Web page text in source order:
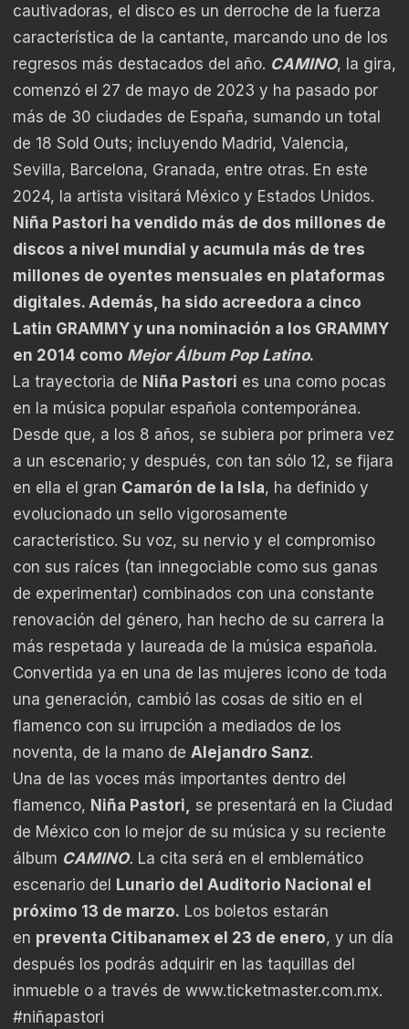
cautivadoras, el disco es un derroche de la fuerza
característica de la cantante, marcando uno de los
regresos más destacados del año. CAMINO, la gira,
comenzó el 27 de mayo de 2023 y ha pasado por
más de 30 ciudades de España, sumando un total
de 18 Sold Outs; incluyendo Madrid, Valencia,
Sevilla, Barcelona, Granada, entre otras. En este
2024, la artista visitará México y Estados Unidos.
Niña Pastori ha vendido más de dos millones de
discos a nivel mundial y acumula más de tres
millones de oyentes mensuales en plataformas
digitales. Además, ha sido acreedora a cinco
Latin GRAMMY y una nominación a los GRAMMY
en 2014 como Mejor Álbum Pop Latino.
La trayectoria de Niña Pastori es una como pocas
en la música popular española contemporánea.
Desde que, a los 8 años, se subiera por primera vez
a un escenario; y después, con tan sólo 12, se fijara
en ella el gran Camarón de la Isla, ha definido y
evolucionado un sello vigorosamente
característico. Su voz, su nervio y el compromiso
con sus raíces (tan innegociable como sus ganas
de experimentar) combinados con una constante
renovación del género, han hecho de su carrera la
más respetada y laureada de la música española.
Convertida ya en una de las mujeres icono de toda
una generación, cambió las cosas de sitio en el
flamenco con su irrupción a mediados de los
noventa, de la mano de Alejandro Sanz.
Una de las voces más importantes dentro del
flamenco, Niña Pastori,
se presentará en la Ciudad
de México con lo mejor de su música y su reciente
álbum CAMINO. La cita será en el emblemático
escenario del Lunario del Auditorio Nacional el
próximo 13 de marzo. Los boletos estarán
en preventa Citibanamex el 23 de enero, y un día
después los podrás adquirir en las taquillas del
inmueble o a través de www.ticketmaster.com.mx.
#niñapastori